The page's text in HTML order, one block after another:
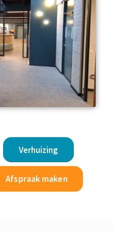
Verhuizing
Afspraak maken